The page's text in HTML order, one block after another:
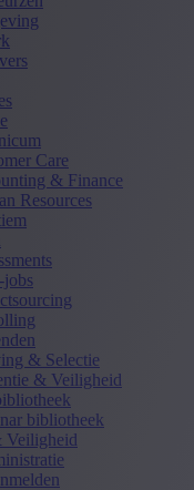
Care
& Finance
Resources
jobs
& Selectie
& Veiligheid
bibliotheek
Veiligheid